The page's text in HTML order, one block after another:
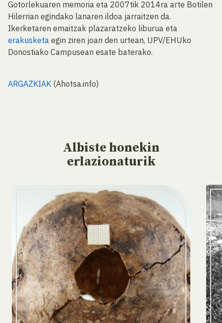
Gotorlekuaren memoria eta 2007tik 2014ra arte Botilen
Hilerrian egindako lanaren ildoa jarraitzen da.
Ikerketaren emaitzak plazaratzeko liburua eta
erakusketa egin ziren joan den urtean, UPV/EHUko
Donostiako Campusean esate baterako.
ARGAZKIAK (Ahotsa.info)
Albiste honekin
erlazionaturik